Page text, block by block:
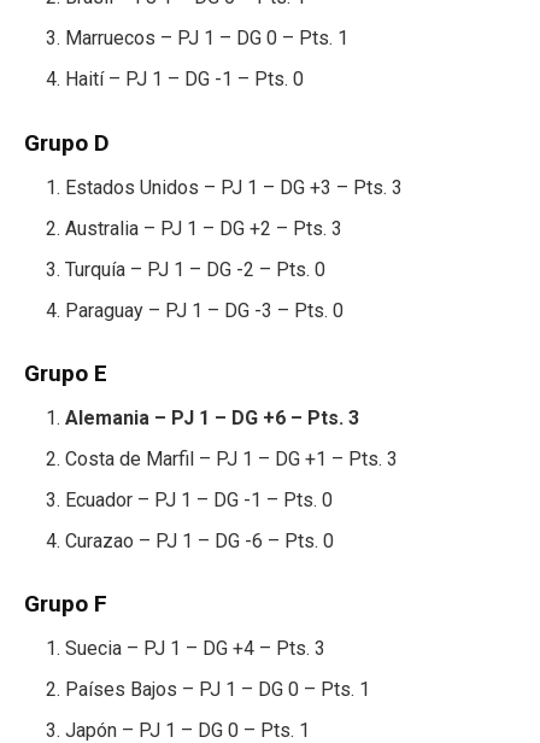
Marruecos – PJ 1 – DG 0 – Pts. 1
Haití – PJ 1 – DG -1 – Pts. 0
Grupo D
Estados Unidos – PJ 1 – DG +3 – Pts. 3
Australia – PJ 1 – DG +2 – Pts. 3
Turquía – PJ 1 – DG -2 – Pts. 0
Paraguay – PJ 1 – DG -3 – Pts. 0
Grupo E
Alemania – PJ 1 – DG +6 – Pts. 3
Costa de Marfil – PJ 1 – DG +1 – Pts. 3
Ecuador – PJ 1 – DG -1 – Pts. 0
Curazao – PJ 1 – DG -6 – Pts. 0
Grupo F
Suecia – PJ 1 – DG +4 – Pts. 3
Países Bajos – PJ 1 – DG 0 – Pts. 1
Japón – PJ 1 – DG 0 – Pts. 1